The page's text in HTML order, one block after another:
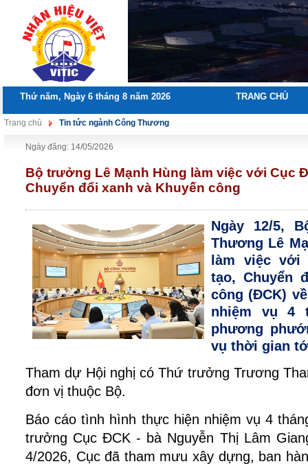
Thứ năm, Ngày 6 tháng 8 năm 2026 TRANG CHỦ
Trang chủ Tin tức ngành Công Thương
Ngày đăng: 14/05/2026
Bộ trưởng Lê Mạnh Hùng làm việc với Cục
Chuyển đổi xanh và Khuyến công
Ngày 12/5,
Thương Lê
làm việc
tạo, Chuyển
công (ĐCK)
nhiệm vụ 4
phương
vụ thời gian
Tham dự Hội nghị có Thứ trưởng Trương
đơn vị thuộc Bộ.
Báo cáo tình hình thực hiện nhiệm vụ 4
trưởng Cục ĐCK - bà Nguyễn Thị Lâm
4/2026, Cục đã tham mưu xây dựng, ban